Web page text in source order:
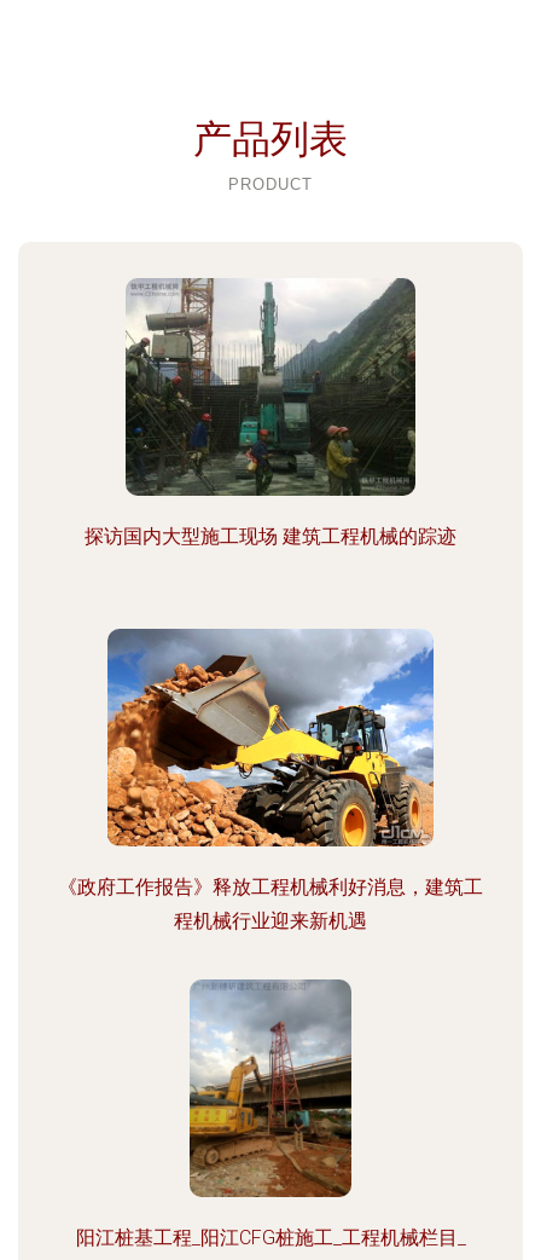
产品列表
PRODUCT
探访国内大型施工现场 建筑工程机械的踪迹
《政府工作报告》释放工程机械利好消息，建筑工
程机械行业迎来新机遇
阳江桩基工程_阳江CFG桩施工_工程机械栏目_